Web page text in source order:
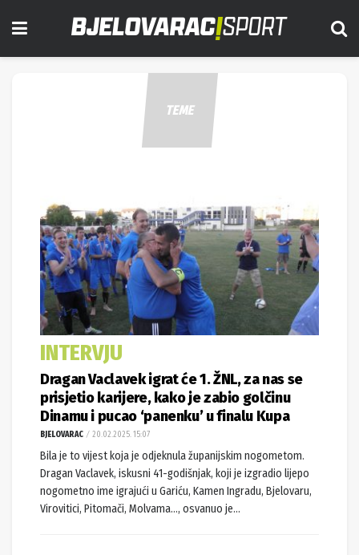
TEME
INTERVJU
Dragan Vaclavek igrat će 1. ŽNL, za nas se
prisjetio karijere, kako je zabio golčinu
Dinamu i pucao ‘panenku’ u finalu Kupa
BJELOVARAC 20.02.2025. 15:07
Bila je to vijest koja je odjeknula županijskim nogometom.
Dragan Vaclavek, iskusni 41-godišnjak, koji je izgradio lijepo
nogometno ime igrajući u Gariću, Kamen Ingradu, Bjelovaru,
Virovitici, Pitomači, Molvama..., osvanuo je...